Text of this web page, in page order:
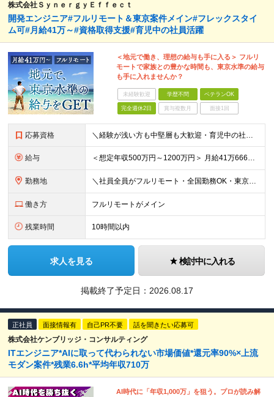
株式会社ＳｙｎｅｒｇｙＥｆｆｅｃｔ
開発エンジニア#フルリモート＆東京案件メイン#フレックスタイ
ム可#月給41万～#資格取得支援#育児中の社員活躍
＜地元で働き、理想の給与も手に入る＞ フルリ
モートで家族との豊かな時間も、東京水準の給与
も手に入れませんか？
未経験歓迎 学歴不問 ベテランOK
完全週休2日 賞与複数月 面接1回
応募資格 ＼経験が浅い方も中堅層も大歓迎・育児中の社員も活躍中／ ■学歴不問 ■開発エンジニアとしての経験2年以上 ■日本在住 ■日本語でのコミュニケーションが取れる方 ■外国籍の方はN1保有者 ★平均年齢3
給与 ＜想定年収500万円～1200万円＞ 月給41万6666円～100万円+交通費+残業手当 ※残業代は別途全額支給します ※試用期間6ヶ月あり。給与以外の待遇の差異はありません ┗試用期間後に若干給
勤務地 ＼社員全員がフルリモート・全国勤務OK・東京都内の案件がメイン／ 【本社】東京都新宿区西新宿三丁目3番-13号西新宿水間ビル6階 ★ハイブリッド出社や出社メインでの勤務をご希望の方もぜひご応募くださ
働き方 フルリモートがメイン
残業時間 10時間以内
求人を見る 検討中に入れる
掲載終了予定日： 2026.08.17
正社員 面接情報有 自己PR不要 話を聞きたい応募可
株式会社ケンブリッジ・コンサルティング
ITエンジニア*AIに取って代わられない市場価値*還元率90%×上流
モダン案件*残業6.6h*平均年収710万
AI時代に「年収1,000万」を狙う。プロが読み解